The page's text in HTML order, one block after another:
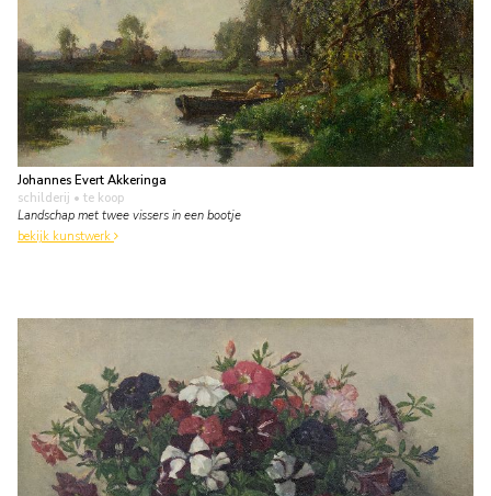
Johannes Evert Akkeringa
schilderij • te koop
Landschap met twee vissers in een bootje
bekijk kunstwerk